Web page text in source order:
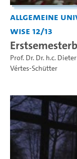
Allgemeine
WiSe 12/13
Prof. Dr. Dr. h.c.
Vértes-Schütter